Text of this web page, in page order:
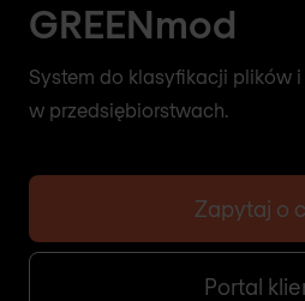
GREENmod
System do klasyfikacji plików
w przedsiębiorstwach.
Zapytaj o
Portal